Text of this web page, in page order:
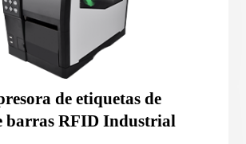
de etiquetas de
barras RFID Industrial